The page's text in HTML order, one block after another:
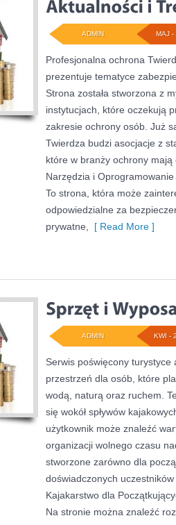
MAJ -
ADMIN
Profesjonalna ochrona
prezentuje tematyce
Strona została stworzona z
instytucjach, które oczekują
zakresie ochrony osób. Już
Twierdza budzi asocjacje z
które w branży ochrony
Narzędzia i
To strona, która może
odpowiedzialne za
prywatne,
[ Read More ]
KWI -
ADMIN
Serwis poświęcony turystyce
przestrzeń dla osób, które
wodą, naturą oraz ruchem.
się wokół spływów
użytkownik może znaleźć
organizacji wolnego czasu
stworzone zarówno dla
doświadczonych uczestników
Kajakarstwo dla
Na stronie można znaleźć